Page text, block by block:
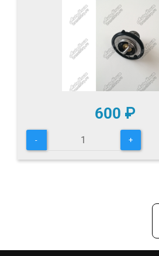
600 ₽
- +